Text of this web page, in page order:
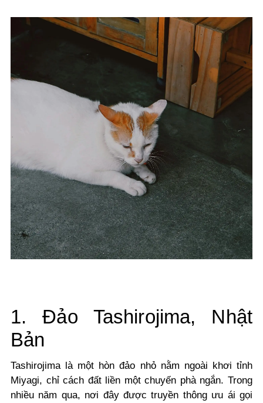
1. Đảo Tashirojima, Nhật
Bản
Tashirojima là một hòn đảo nhỏ nằm ngoài khơi tỉnh
Miyagi, chỉ cách đất liền một chuyến phà ngắn. Trong
nhiều năm qua, nơi đây được truyền thông ưu ái gọi